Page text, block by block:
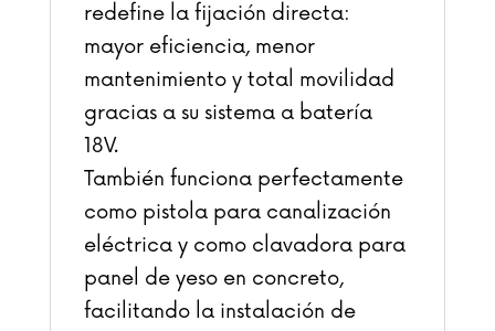
redefine la fijación directa:
mayor eficiencia, menor
mantenimiento y total movilidad
gracias a su sistema a batería
18V.
También funciona perfectamente
como pistola para canalización
eléctrica y como clavadora para
panel de yeso en concreto,
facilitando la instalación de